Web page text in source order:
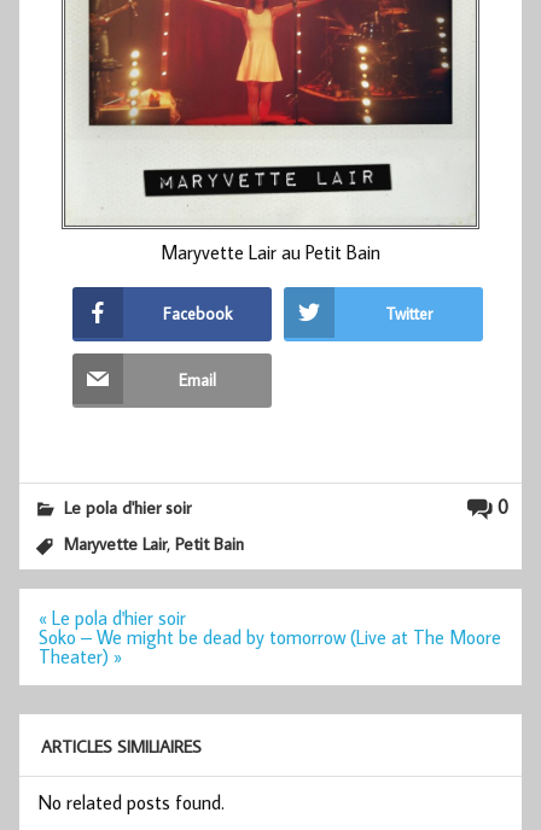
Maryvette Lair au Petit Bain
Facebook Twitter
Email
0
Le pola d'hier soir
Maryvette Lair,Petit Bain
Navigation
de
l’article
« Le pola d'hier soir
Soko – We might be dead by tomorrow (Live at The Moore
Theater) »
ARTICLES SIMILIAIRES
No related posts found.